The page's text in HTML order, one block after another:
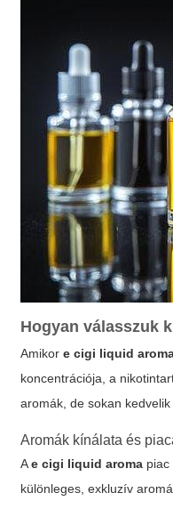
Hogyan válasszuk
Amikore cigi liquid
koncentrációja, a
aromák, de sokan
Aromák kínálata és
Ae cigi liquid aroma piac
különleges, exkluzív